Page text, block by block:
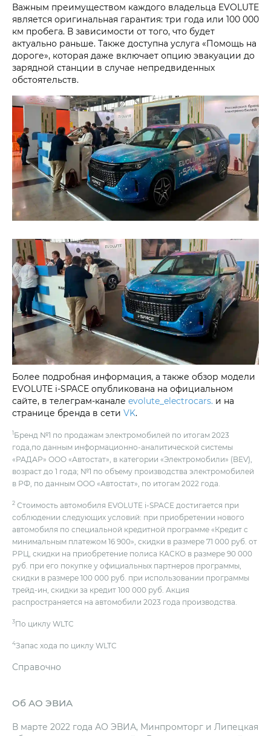
Важным преимуществом каждого владельца EVOLUTE
является оригинальная гарантия: три года или 100 000
км пробега. В зависимости от того, что будет
актуально раньше. Также доступна услуга «Помощь на
дороге», которая даже включает опцию эвакуации до
зарядной станции в случае непредвиденных
обстоятельств.
Более подробная информация, а также обзор модели
EVOLUTE i‑SPACE опубликована на официальном
сайте, в телеграм-канале evolute_electrocars. и на
странице бренда в сети VK.
1Бренд №1 по продажам электромобилей по итогам 2023
года,по данным информационно-аналитической системы
«РАДАР» ООО «Автостат», в категории «Электромобили» (BEV),
возраст до 1 года; №1 по объему производства электромобилей
в РФ, по данным ООО «Автостат», по итогам 2022 года.
2 Стоимость автомобиля EVOLUTE i‑SPACE достигается при
соблюдении следующих условий: при приобретении нового
автомобиля по специальной кредитной программе «Кредит c
минимальным платежом 16 900», скидки в размере 71 000 руб. от
РРЦ, скидки на приобретение полиса КАСКО в размере 90 000
руб. при его покупке у официальных партнеров программы,
скидки в размере 100 000 руб. при использовании программы
трейд-ин, скидки за кредит 100 000 руб. Акция
распространяется на автомобили 2023 года производства.
3По циклу WLTC
4Запас хода по циклу WLTC
Справочно
Об АО ЭВИА
В марте 2022 года АО ЭВИА, Минпромторг и Липецкая